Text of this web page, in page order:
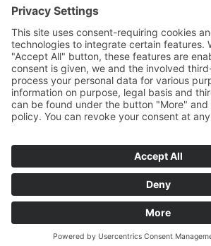
Redakce bbkult.net
Centrum Bavaria Bohemia (CeBB)
Dr. Veronika Hofinger
Freyung 1, 92539 Schönsee
Tel.:+49 (0)9674 / 92 48 78
veronika.hofinger@cebb.de
bbkult.net
Ochrana